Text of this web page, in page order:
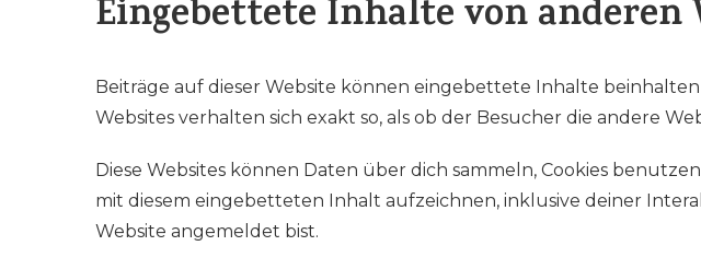
Eingebettete Inhalte von anderen
Beiträge auf dieser Website können eingebettete Inhalte
Websites verhalten sich exakt so, als ob der Besucher die andere
Diese Websites können Daten über dich sammeln, Cookies
mit diesem eingebetteten Inhalt aufzeichnen, inklusive deiner
Website angemeldet bist.